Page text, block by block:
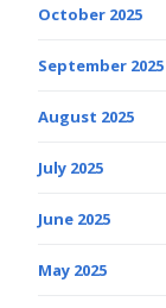
October 2025
September 2025
August 2025
July 2025
June 2025
May 2025